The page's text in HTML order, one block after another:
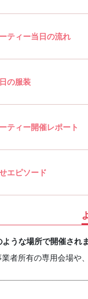
ティー当日の流れ
の服装
ティー開催レポート
エピソード
うな場所で開催され
者所有の専用会場や